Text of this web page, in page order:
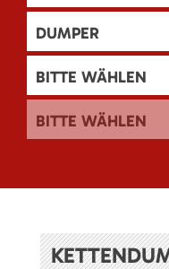
DUMPER
BITTE WÄHLEN
BITTE WÄHLEN